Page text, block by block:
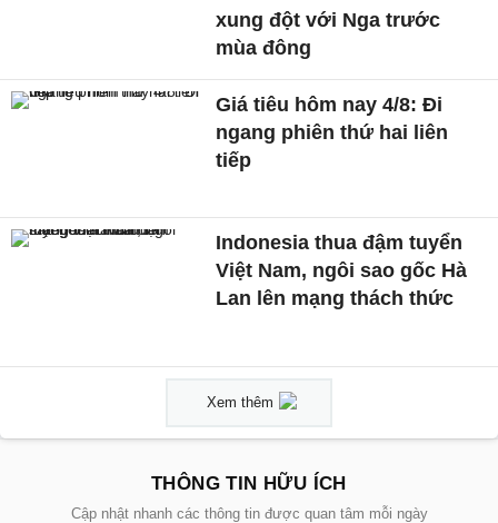
xung đột với Nga trước
mùa đông
Giá tiêu hôm nay 4/8: Đi
ngang phiên thứ hai liên
tiếp
Indonesia thua đậm tuyển
Việt Nam, ngôi sao gốc Hà
Lan lên mạng thách thức
Xem thêm
THÔNG TIN HỮU ÍCH
Cập nhật nhanh các thông tin được quan tâm mỗi ngày